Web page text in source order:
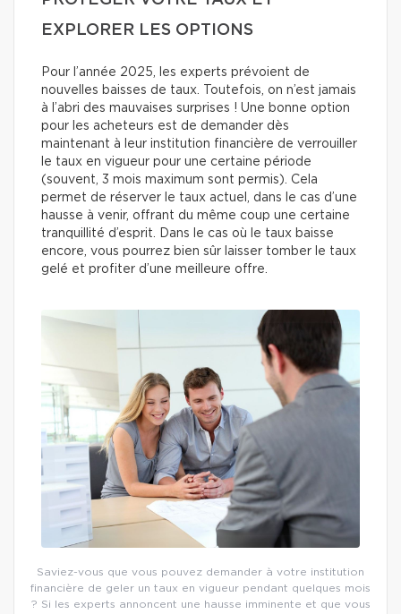
EXPLORER LES OPTIONS
Pour l’année 2025, les experts prévoient de
nouvelles baisses de taux. Toutefois, on n’est jamais
à l’abri des mauvaises surprises ! Une bonne option
pour les acheteurs est de demander dès
maintenant à leur institution financière de verrouiller
le taux en vigueur pour une certaine période
(souvent, 3 mois maximum sont permis). Cela
permet de réserver le taux actuel, dans le cas d’une
hausse à venir, offrant du même coup une certaine
tranquillité d’esprit. Dans le cas où le taux baisse
encore, vous pourrez bien sûr laisser tomber le taux
gelé et profiter d’une meilleure offre.
Saviez-vous que vous pouvez demander à votre institution
financière de geler un taux en vigueur pendant quelques mois
? Si les experts annoncent une hausse imminente et que vous